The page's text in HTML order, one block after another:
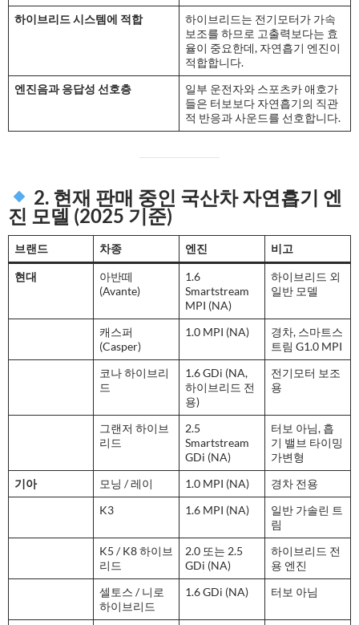
하이브리드 시스템에 적합
하이브리드는 전기모터가 가속
보조를 하므로 고출력보다는 효
율이 중요한데, 자연흡기 엔진이
적합합니다.
엔진음과 응답성 선호층
일부 운전자와 스포츠카 애호가
들은 터보보다 자연흡기의 직관
적 반응과 사운드를 선호합니다.
2. 현재 판매 중인 국산차 자연흡기 엔
진 모델 (2025 기준)
브랜드 차종 엔진 비고
현대
아반떼
(Avante)
1.6
Smartstream
MPI (NA)
하이브리드 외
일반 모델
캐스퍼
(Casper)
1.0 MPI (NA)
경차, 스마트스
트림 G1.0 MPI
코나 하이브리
드
1.6 GDi (NA,
하이브리드 전
용)
전기모터 보조
용
그랜저 하이브
리드
2.5
Smartstream
GDi (NA)
터보 아님, 흡
기 밸브 타이밍
가변형
기아
모닝 / 레이 1.0 MPI (NA)
경차 전용
K3
1.6 MPI (NA)
일반 가솔린 트
림
K5 / K8 하이브
리드
2.0 또는 2.5
GDi (NA)
하이브리드 전
용 엔진
셀토스 / 니로
하이브리드
1.6 GDi (NA) 터보 아님